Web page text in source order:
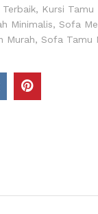
, Kursi Tamu
Minimalis, Sofa
Murah, Sofa Tamu